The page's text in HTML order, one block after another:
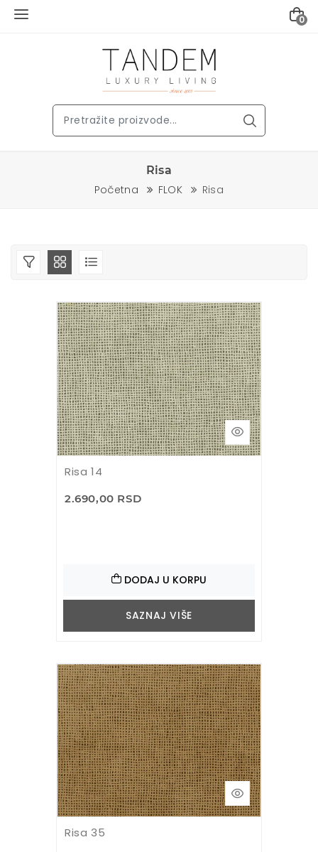
0
Risa
Početna FLOK Risa
Risa 14
2.690,00 RSD
DODAJ U KORPU
SAZNAJ VIŠE
Risa 35